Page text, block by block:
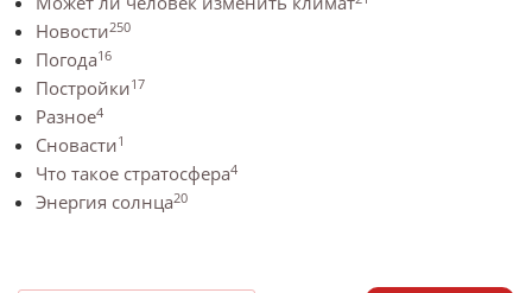
Новости250
Погода16
Постройки17
Разное4
Сновасти1
Что такое стратосфера4
Энергия солнца20